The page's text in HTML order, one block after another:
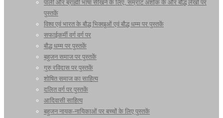
पाली और ब्राह्मी भाषा सीखने के लिए, सम्राट अशोक के और बौद्ध लेखों पर
पुस्तकें
विश्व एवं भारत के बौद्ध भिक्खुओं एवं बौद्ध धम्म पर पुस्तकें
सफाईकर्मी वर्ग वर्ग पर
बौद्ध धम्म पर पुस्तकें
बहुजन समाज पर पुस्तकें
गुरु रविदास पर पुस्तकें
शोषित समाज का साहित्य
दलित वर्ग पर पुस्तकें
आदिवासी साहित्य
बहुजन नायक-नायिकाओं पर बच्चों के लिए पुस्तकें